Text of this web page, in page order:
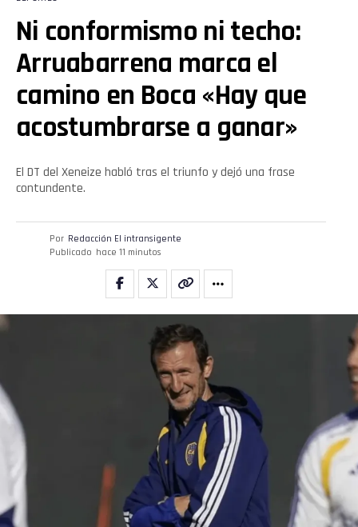
Ni conformismo ni techo:
Arruabarrena marca el
camino en Boca «Hay que
acostumbrarse a ganar»
El DT del Xeneize habló tras el triunfo y dejó una frase
contundente.
Por Redacción El intransigente
Publicado hace 11 minutos
Email